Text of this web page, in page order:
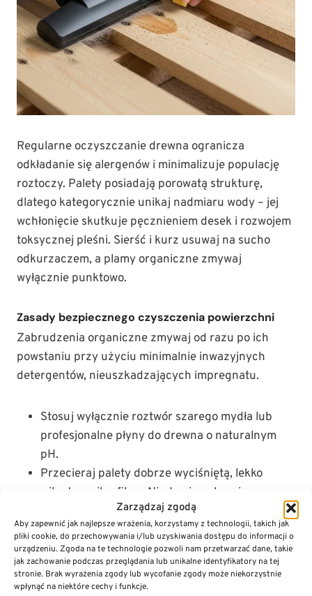
Zarządzaj zgodą
Aby zapewnić jak najlepsze wrażenia, korzystamy z technologii, takich jak
pliki cookie, do przechowywania i/lub uzyskiwania dostępu do informacji o
urządzeniu. Zgoda na te technologie pozwoli nam przetwarzać dane, takie
jak zachowanie podczas przeglądania lub unikalne identyfikatory na tej
stronie. Brak wyrażenia zgody lub wycofanie zgody może niekorzystnie
wpłynąć na niektóre cechy i funkcje.
Regularne oczyszczanie drewna ogranicza
odkładanie się alergenów i minimalizuje populację
roztoczy. Palety posiadają porowatą strukturę,
dlatego kategorycznie unikaj nadmiaru wody – jej
wchłonięcie skutkuje pęcznieniem desek i rozwojem
toksycznej pleśni. Sierść i kurz usuwaj na sucho
odkurzaczem, a plamy organiczne zmywaj
wyłącznie punktowo.
Zasady bezpiecznego czyszczenia powierzchni
Zabrudzenia organiczne zmywaj od razu po ich
powstaniu przy użyciu minimalnie inwazyjnych
detergentów, nieuszkadzających impregnatu.
Stosuj wyłącznie roztwór szarego mydła lub
profesjonalne płyny do drewna o naturalnym
pH.
Przecieraj palety dobrze wyciśniętą, lekko
wilgotną mikrofibrą. Nigdy nie polewaj
konstrukcji strumieniem wody.
Po myciu natychmiast wycieraj powierzchnię do
sucha, by zablokować wchłanianie wilgoci.
Raz na cztery tygodnie przeprowadzaj
inspekcję dotykową w poszukiwaniu nowych